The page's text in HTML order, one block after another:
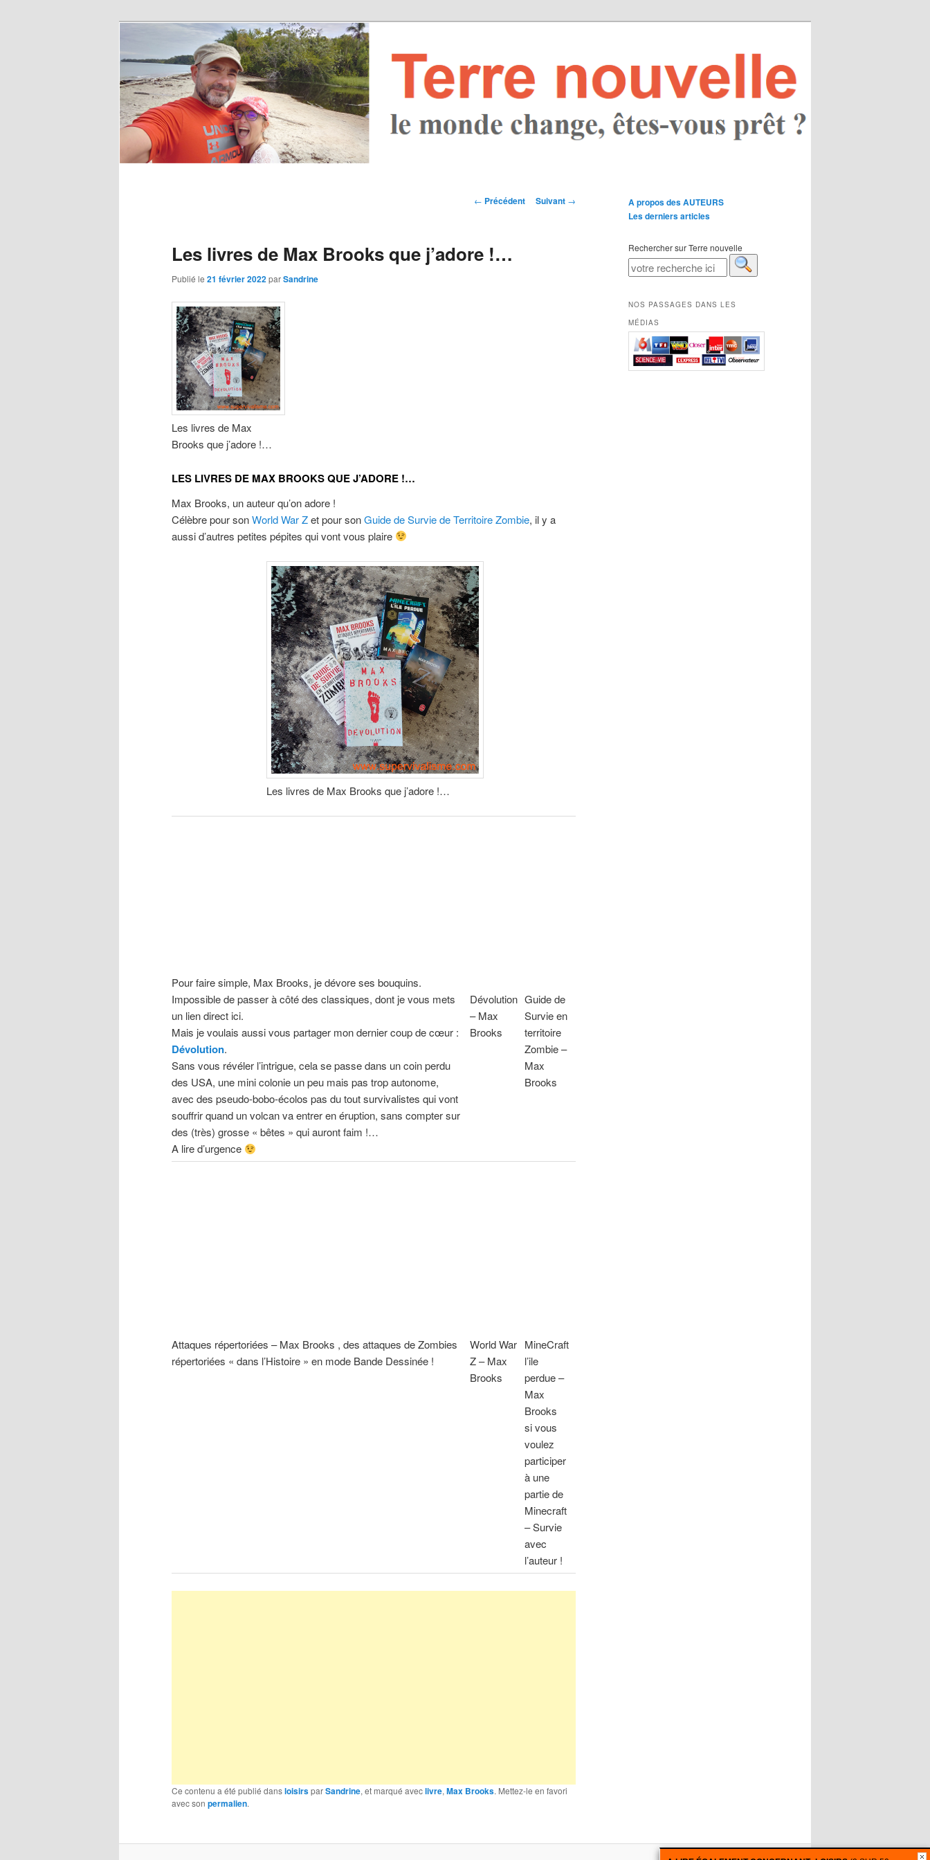
Navigation des
← Précédent Suivant →
Les livres de Max Brooks que j’adore !…
Publié le 21 février 2022parSandrine
Les livres de Max
Brooks que j’adore !…
LES LIVRES DE MAX BROOKS QUE J’ADORE !…
Max Brooks, un auteur qu’on adore !
Célèbre pour sonWorld War Zet pour sonGuide de Survie de Territoire Zombie, il y a
aussi d’autres petites pépites qui vont vous plaire
Les livres de Max Brooks que j’adore !…
Pour faire simple, Max Brooks, je dévore ses bouquins.
Impossible de passer à côté des classiques, dont je vous mets
un lien direct ici.
Mais je voulais aussi vous partager mon dernier coup de cœur :
Dévolution.
Sans vous révéler l’intrigue, cela se passe dans un coin perdu
des USA, une mini colonie un peu mais pas trop autonome,
avec des pseudo-bobo-écolos pas du tout survivalistes qui vont
souffrir quand un volcan va entrer en éruption, sans compter sur
des (très) grosse « bêtes » qui auront faim !…
A lire d’urgence
Dévolution
– Max
Brooks
Guide de
Survie en
territoire
Zombie –
Max
Brooks
Attaques répertoriées – Max Brooks , des attaques de Zombies
répertoriées « dans l’Histoire » en mode Bande Dessinée !
World War
Z – Max
Brooks
MineCraft
l’ile
perdue –
Max
Brooks
si vous
voulez
participer
à une
partie de
Minecraft
– Survie
avec
l’auteur !
Ce contenu a été publié dansloisirsparSandrine, et marqué aveclivre, Max Brooks. Mettez-le en favori
avec son permalien.
A propos des AUTEURS
Les derniers articles
Rechercher sur Terre nouvelle
NOS PASSAGES DANS LES
MÉDIAS